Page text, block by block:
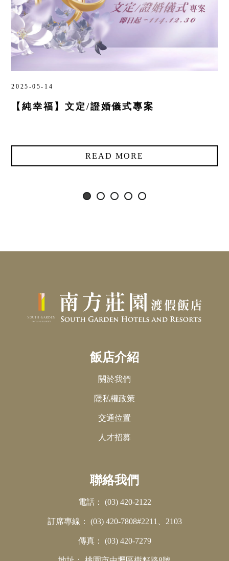
2025-05-14
【純幸福】文定/證婚儀式專案
READ MORE
飯店介紹
關於我們
隱私權政策
交通位置
人才招募
聯絡我們
電話： (03) 420-2122
訂席專線： (03) 420-7808#2211、2103
傳真： (03) 420-7279